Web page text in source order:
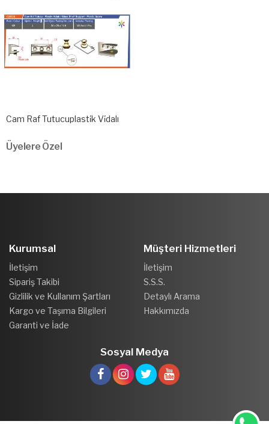
Cam Raf Tutucuplasti̇k Vi̇dalı
Üyelere Özel
Kurumsal
İletişim
Sipariş Takibi
Gizlilik ve Kullanım Şartları
Kargo ve Taşıma Bilgileri
Garanti ve İade
Müşteri Hizmetleri
İletişim
S.S.S.
Detaylı Arama
Hakkımızda
Sosyal Medya